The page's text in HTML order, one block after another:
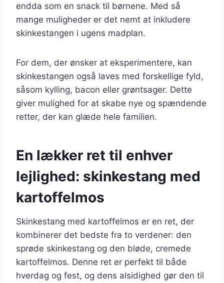
endda som en snack til børnene. Med så
mange muligheder er det nemt at inkludere
skinkestangen i ugens madplan.
For dem, der ønsker at eksperimentere, kan
skinkestangen også laves med forskellige fyld,
såsom kylling, bacon eller grøntsager. Dette
giver mulighed for at skabe nye og spændende
retter, der kan glæde hele familien.
En lækker ret til enhver
lejlighed: skinkestang med
kartoffelmos
Skinkestang med kartoffelmos er en ret, der
kombinerer det bedste fra to verdener: den
sprøde skinkestang og den bløde, cremede
kartoffelmos. Denne ret er perfekt til både
hverdag og fest, og dens alsidighed gør den til